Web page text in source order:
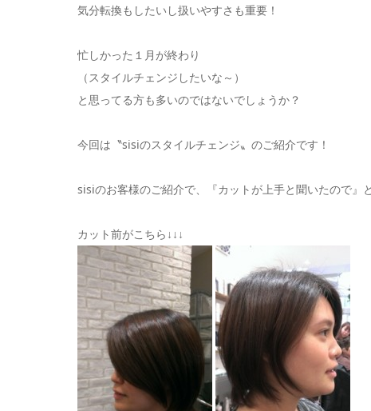
気分転換もしたいし扱いやすさも重要！
忙しかった１月が終わり
（スタイルチェンジしたいな～）
と思ってる方も多いのではないでしょうか？
今回は〝sisiのスタイルチェンジ〟のご紹介です！
sisiのお客様のご紹介で、『カットが上手と聞いたので』
カット前がこちら↓↓↓